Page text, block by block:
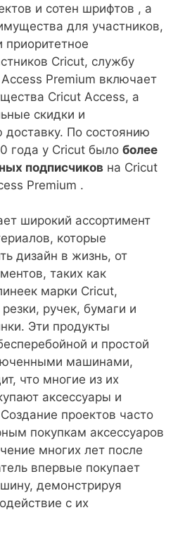
и сотен шрифтов , а
для участников,
приоритетное
Cricut, службу
Premium включает
Cricut Access, а
скидки и
доставку. По состоянию
года у Cricut было более
подписчиков на Cricut
Premium .
широкий ассортимент
которые
дизайн в жизнь, от
таких как
марки Cricut,
ручек, бумаги и
Эти продукты
и простой
машинами,
что многие из их
аксессуары и
проектов часто
покупкам аксессуаров
многих лет после
впервые покупает
демонстрируя
с их